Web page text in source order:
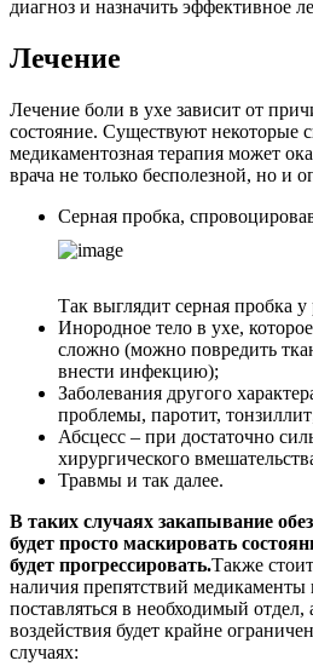
диагноз и назначить эффективное
Лечение
Лечение боли в ухе зависит от
состояние. Существуют некоторые
медикаментозная терапия может
врача не только бесполезной, но и
Серная пробка,
Так выглядит серная пробка у
Инородное тело в ухе,
сложно (можно повредить
внести инфекцию);
Заболевания другого
проблемы, паротит,
Абсцесс – при достаточно
хирургического
Травмы и так далее.
В таких случаях закапывание
будет просто маскировать
будет прогрессировать.Также
наличия препятствий медикаменты
поставляться в необходимый
воздействия будет крайне
случаях: